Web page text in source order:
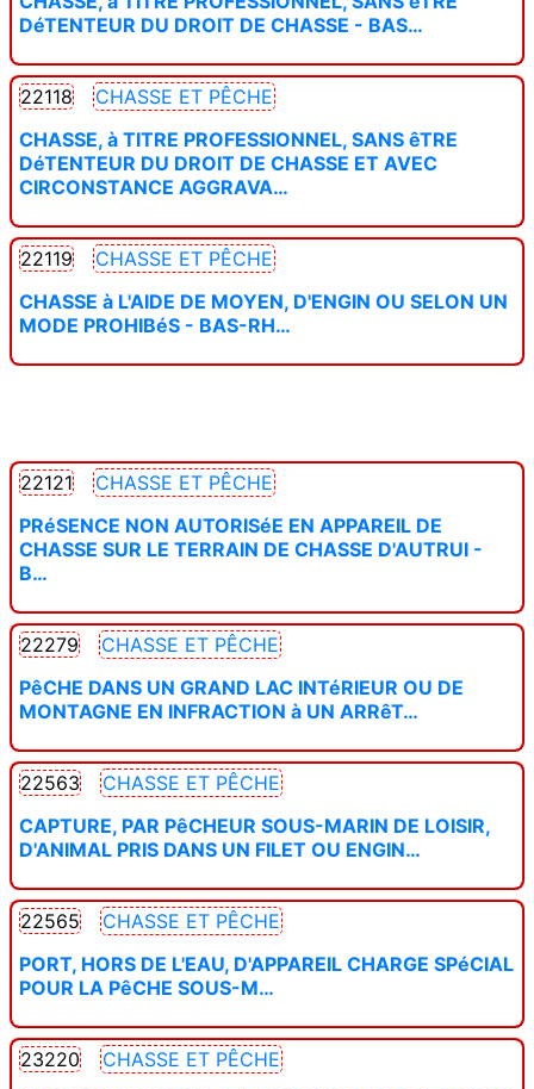
DéTENTEUR DU DROIT DE CHASSE - BAS…
22118
CHASSE ET PÊCHE
CHASSE, à TITRE PROFESSIONNEL, SANS êTRE
DéTENTEUR DU DROIT DE CHASSE ET AVEC
CIRCONSTANCE AGGRAVA…
22119
CHASSE ET PÊCHE
CHASSE à L'AIDE DE MOYEN, D'ENGIN OU SELON UN
MODE PROHIBéS - BAS-RH…
22121
CHASSE ET PÊCHE
PRéSENCE NON AUTORISéE EN APPAREIL DE
CHASSE SUR LE TERRAIN DE CHASSE D'AUTRUI -
B…
22279
CHASSE ET PÊCHE
PêCHE DANS UN GRAND LAC INTéRIEUR OU DE
MONTAGNE EN INFRACTION à UN ARRêT…
22563
CHASSE ET PÊCHE
CAPTURE, PAR PêCHEUR SOUS-MARIN DE LOISIR,
D'ANIMAL PRIS DANS UN FILET OU ENGIN…
22565
CHASSE ET PÊCHE
PORT, HORS DE L'EAU, D'APPAREIL CHARGE SPéCIAL
POUR LA PêCHE SOUS-M…
23220
CHASSE ET PÊCHE